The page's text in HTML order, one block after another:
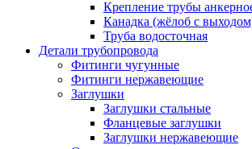
Крепление трубы
Канадка (жёлоб с
Труба водосточная
Детали трубопровода
Фитинги чугунные
Фитинги нержавеющие
Заглушки
Заглушки стальные
Фланцевые заглушки
Заглушки нержавеющие